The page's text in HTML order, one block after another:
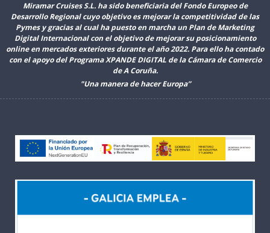
Miramar Cruises S.L. ha sido beneficiaria del Fondo Europeo de
Desarrollo Regional cuyo objetivo es mejorar la competitividad de las
Pymes y gracias al cual ha puesto en marcha un Plan de Marketing
Digital Internacional con el objetivo de mejorar su posicionamiento
online en mercados exteriores durante el año 2022. Para ello ha contado
con el apoyo del Programa XPANDE DIGITAL de la Cámara de Comercio
de A Coruña.
"Una manera de hacer Europa”